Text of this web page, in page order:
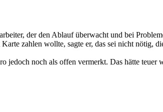
der den Ablauf überwacht und bei
zahlen wollte, sagte er, das sei nicht nötig,
noch als offen vermerkt. Das hätte